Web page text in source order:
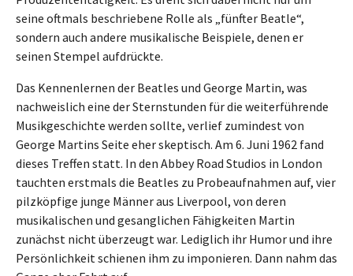
seine oftmals beschriebene Rolle als „fünfter Beatle“,
sondern auch andere musikalische Beispiele, denen er
seinen Stempel aufdrückte.
Das Kennenlernen der Beatles und George Martin, was
nachweislich eine der Sternstunden für die weiterführende
Musikgeschichte werden sollte, verlief zumindest von
George Martins Seite eher skeptisch. Am 6. Juni 1962 fand
dieses Treffen statt. In den Abbey Road Studios in London
tauchten erstmals die Beatles zu Probeaufnahmen auf, vier
pilzköpfige junge Männer aus Liverpool, von deren
musikalischen und gesanglichen Fähigkeiten Martin
zunächst nicht überzeugt war. Lediglich ihr Humor und ihre
Persönlichkeit schienen ihm zu imponieren. Dann nahm das